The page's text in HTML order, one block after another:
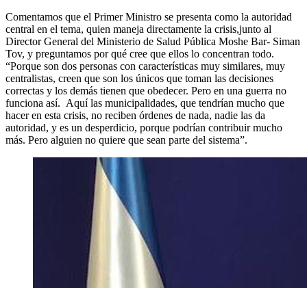
Comentamos que el Primer Ministro se presenta como la autoridad
central en el tema, quien maneja directamente la crisis,junto al
Director General del Ministerio de Salud Pública Moshe Bar- Siman
Tov, y preguntamos por qué cree que ellos lo concentran todo.
“Porque son dos personas con características muy similares, muy
centralistas, creen que son los únicos que toman las decisiones
correctas y los demás tienen que obedecer. Pero en una guerra no
funciona así. Aquí las municipalidades, que tendrían mucho que
hacer en esta crisis, no reciben órdenes de nada, nadie las da
autoridad, y es un desperdicio, porque podrían contribuir mucho
más. Pero alguien no quiere que sean parte del sistema”.